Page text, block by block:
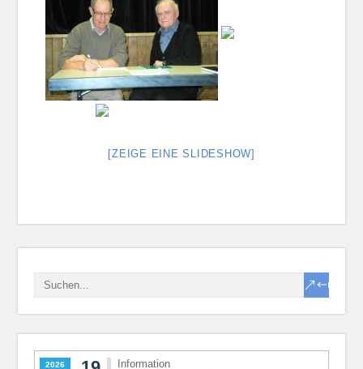
[ZEIGE EINE SLIDESHOW]